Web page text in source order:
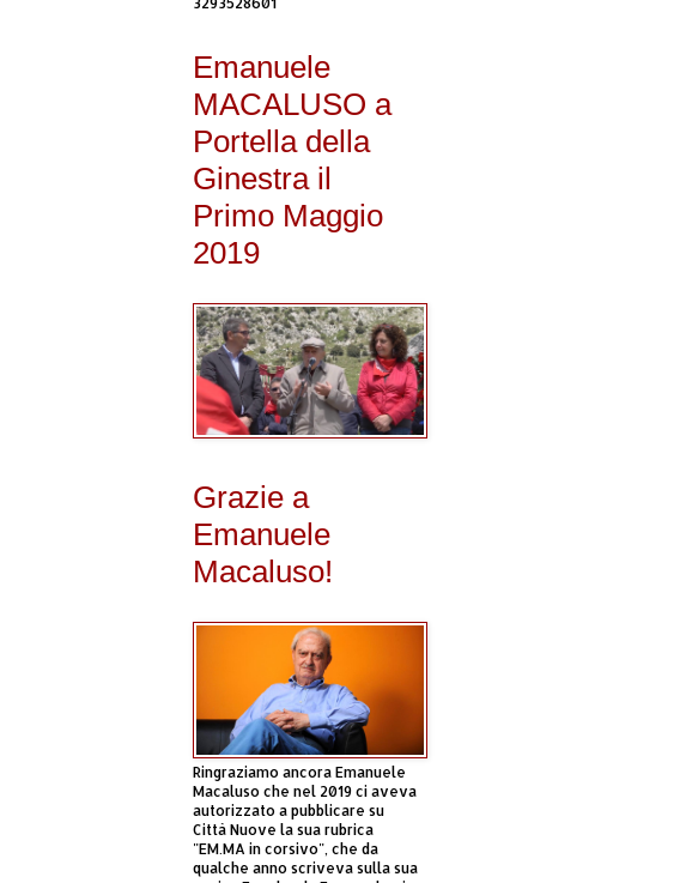
Emanuele
MACALUSO a
Portella della
Ginestra il
Primo Maggio
2019
Grazie a
Emanuele
Macaluso!
Ringraziamo ancora Emanuele
Macaluso che nel 2019 ci aveva
autorizzato a pubblicare su
Città Nuove la sua rubrica
"EM.MA in corsivo", che da
qualche anno scriveva sulla sua